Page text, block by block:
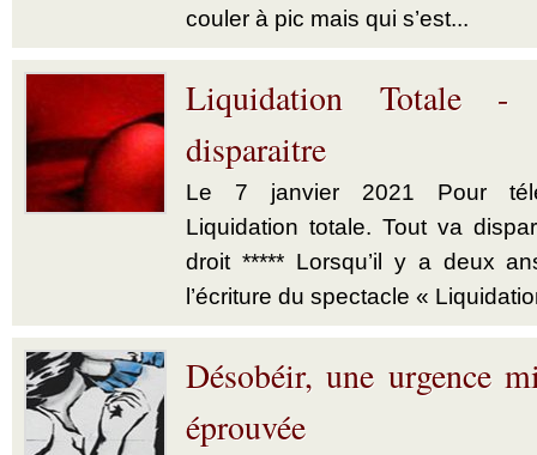
couler à pic mais qui s’est...
Liquidation Totale
disparaitre
Le 7 janvier 2021 Pour
Liquidation totale. Tout va
droit ***** Lorsqu’il y a deux
l’écriture du spectacle «
Désobéir, une urgence
éprouvée